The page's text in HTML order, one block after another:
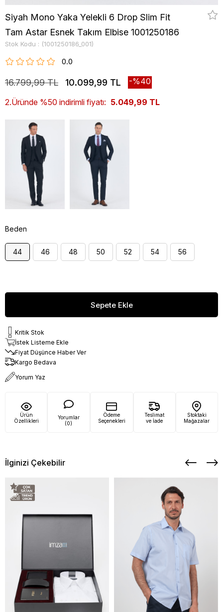
Siyah Mono Yaka Yelekli 6 Drop Slim Fit
Tam Astar Esnek Takım Elbise 1001250186
Stok Kodu (1001250186_001)
0.0
16.799,99 TL 10.099,99 TL 40
2.Üründe %50 indirimli fiyatı: 5.049,99 TL
Beden
44 46 48 50 52 54 56
Kritik Stok
İstek Listeme Ekle
Fiyat Düşünce Haber Ver
Kargo Bedava
Yorum Yaz
Ürün
Özellikleri
Yorumlar
(0)
Ödeme
Seçenekleri
Teslimat
ve İade
Stoktaki
Mağazalar
İlginizi Çekebilir